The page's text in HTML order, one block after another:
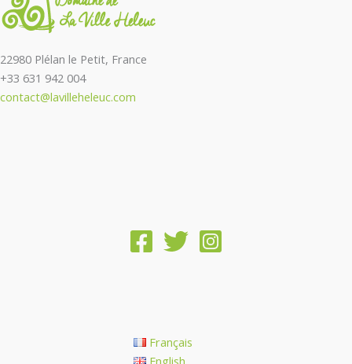
22980 Plélan le Petit, France
+33 631 942 004
contact@lavilleheleuc.com
Français
English